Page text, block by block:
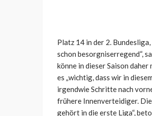
Platz 14 in der 2.
schon besorgniserregend“,
könne in dieser Saison
es „wichtig, dass wir in
irgendwie Schritte nach
frühere Innenverteidiger. Die
gehört in die erste Liga“,